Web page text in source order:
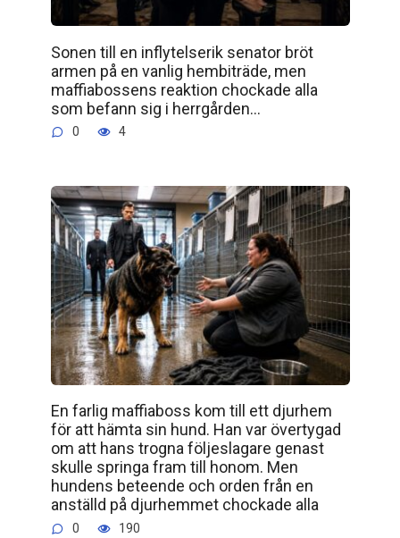
Sonen till en inflytelserik senator bröt
armen på en vanlig hembiträde, men
maffiabossens reaktion chockade alla
som befann sig i herrgården…
0 4
En farlig maffiaboss kom till ett djurhem
för att hämta sin hund. Han var övertygad
om att hans trogna följeslagare genast
skulle springa fram till honom. Men
hundens beteende och orden från en
anställd på djurhemmet chockade alla
0 190